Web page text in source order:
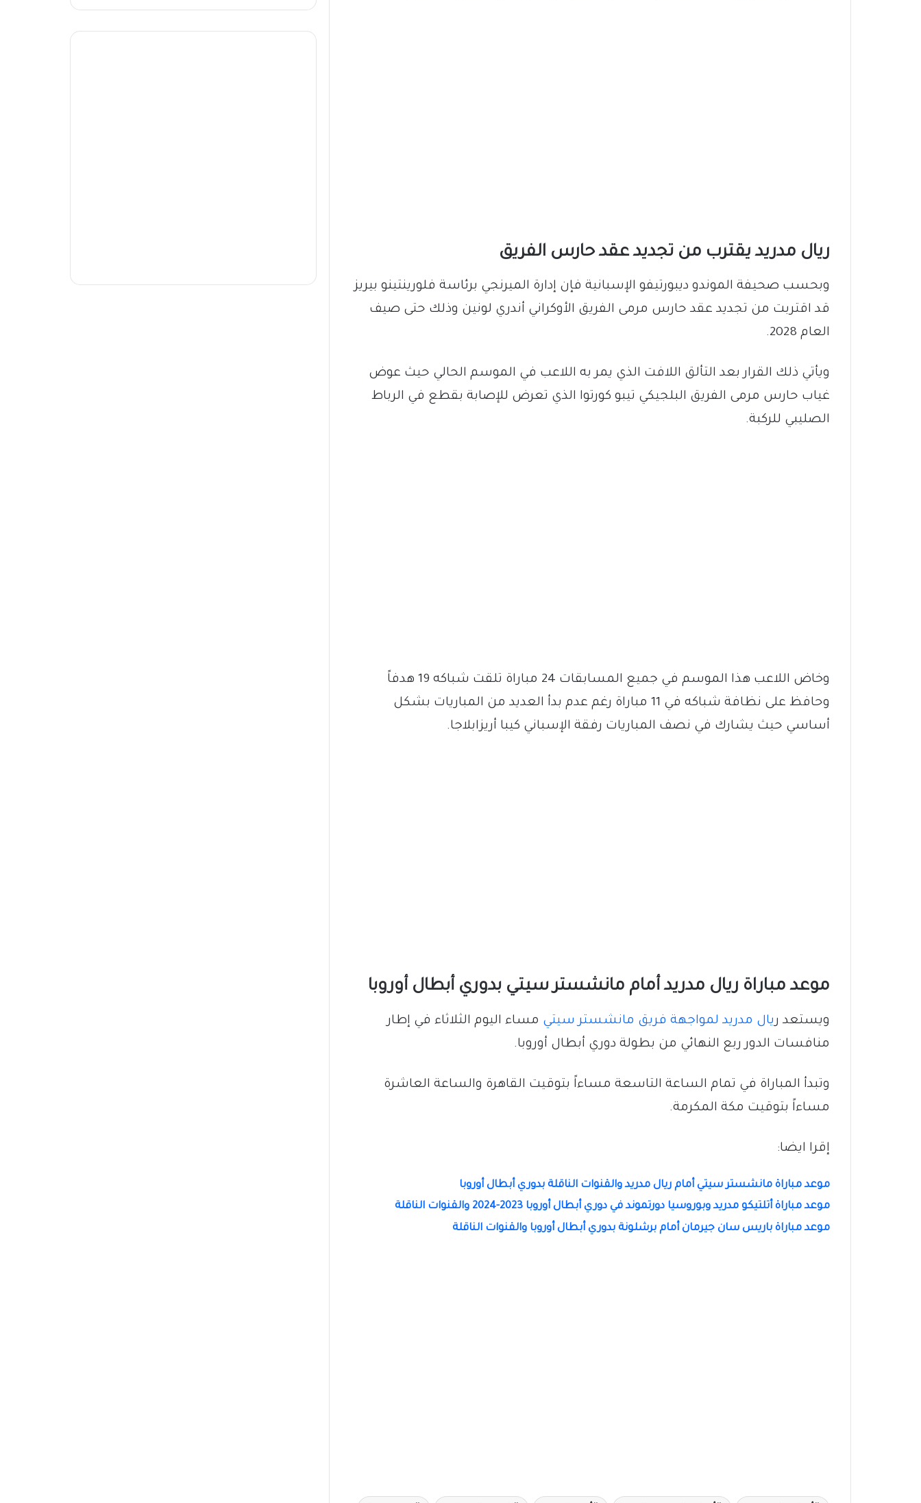
ريال مدريد يقترب من تجديد عقد حارس الفريق
وبحسب صحيفة الموندو ديبورتيفو الإسبانية فإن إدارة الميرنجي برئاسة فلورينتينو بيريز
قد اقتربت من تجديد عقد حارس مرمى الفريق الأوكراني أندري لونين وذلك حتى صيف
العام 2028.
ويأتي ذلك القرار بعد التألق اللافت الذي يمر به اللاعب في الموسم الحالي حيث عوض
غياب حارس مرمى الفريق البلجيكي تيبو كورتوا الذي تعرض للإصابة بقطع في الرباط
الصليبي للركبة.
وخاض اللاعب هذا الموسم في جميع المسابقات 24 مباراة تلقت شباكه 19 هدفاً
وحافظ على نظافة شباكه في 11 مباراة رغم عدم بدأ العديد من المباريات بشكل
أساسي حيث يشارك في نصف المباريات رفقة الإسباني كيبا أريزابلاجا.
موعد مباراة ريال مدريد أمام مانشستر سيتي بدوري أبطال أوروبا
ويستعد ر يال مدريد لمواجهة فريق مانشستر سيتي مساء اليوم الثلاثاء في إطار
منافسات الدور ربع النهائي من بطولة دوري أبطال أوروبا.
وتبدأ المباراة في تمام الساعة التاسعة مساءاً بتوقيت القاهرة والساعة العاشرة
مساءاً بتوقيت مكة المكرمة.
إقرا ايضا:
موعد مباراة مانشستر سيتي أمام ريال مدريد والقنوات الناقلة بدوري أبطال أوروبا
موعد مباراة أتلتيكو مدريد وبوروسيا دورتموند في دوري أبطال أوروبا 2023-2024 والقنوات الناقلة
موعد مباراة باريس سان جيرمان أمام برشلونة بدوري أبطال أوروبا والقنوات الناقلة